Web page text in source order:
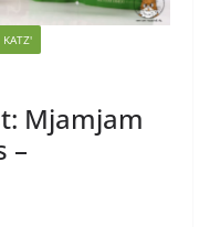
KATZ'
Mjamjam
–